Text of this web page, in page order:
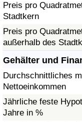
Preis pro
Stadtkern
Preis pro
außerhalb des
Gehälter und
Durchschnittliches
Nettoeinkommen
Jährliche feste
Jahre in %
Kriminalitäts-Index
Kriminalitätsindex